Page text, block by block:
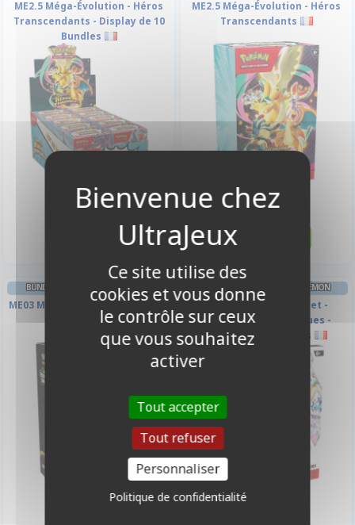
ME2.5 Méga-Évolution - Héros
Transcendants - Display de 10
Bundles
899,90 €
ME2.5 Méga-Évolution - Héros
Transcendants
89,90 €
BUNDLE DE 6 BOOSTERS POKÉMON
ME03 Méga-Évolution - Équilibre
39,90 €
BUNDLE DE 6 BOOSTERS POKÉMON
EV8.5 Ecarlate et Violet -
Evolutions Prismatiques -
Bundle de 6 Boosters
79,90 €
Ce site utilise des
cookies et vous donne
le contrôle sur ceux
que vous souhaitez
activer
Tout accepter
Tout refuser
Personnaliser
Politique de confidentialité